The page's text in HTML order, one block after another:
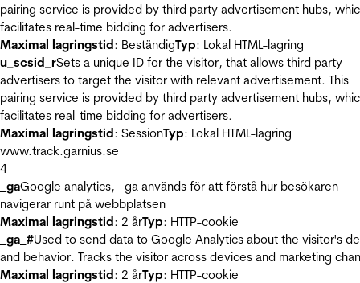
pairing service is provided by third party advertisement hubs,
facilitates real-time bidding for advertisers.
Maximal lagringstid: BeständigTyp: Lokal HTML-lagring
u_scsid_rSets a unique ID for the visitor, that allows third party
advertisers to target the visitor with relevant advertisement. This
pairing service is provided by third party advertisement hubs,
facilitates real-time bidding for advertisers.
Maximal lagringstid: SessionTyp: Lokal HTML-lagring
www.track.garnius.se
4
_gaGoogle analytics, _ga används för att förstå hur besökaren
navigerar runt på webbplatsen
Maximal lagringstid: 2 årTyp: HTTP-cookie
_ga_#Used to send data to Google Analytics about the visitor's
and behavior. Tracks the visitor across devices and marketing
Maximal lagringstid: 2 årTyp: HTTP-cookie